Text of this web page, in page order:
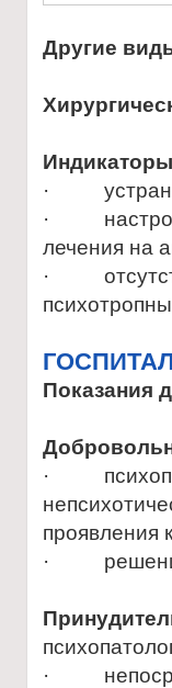
Другие
·
·
лечения на
·
Показания
·
проявления
· решение
·